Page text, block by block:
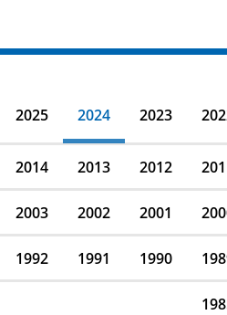
2025 2024 2023
2014 2013 2012
2003 2002 2001
1992 1991 1990